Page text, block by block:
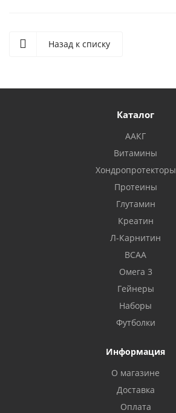
Назад к списку
Каталог
ААКГ
Витамины
Хондропротекторы
Протеины
Глутамин
Креатин
Л-Карнитин
BCAA
Омега 3
Гейнеры
Наборы
Футболки
Информация
О магазине
Доставка
Оплата